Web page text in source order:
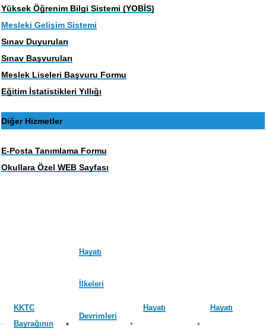
Yüksek Öğrenim Bilgi Sistemi (YOBİS)
Mesleki Gelişim Sistemi
Sınav Duyuruları
Sınav Başvuruları
Meslek Liseleri Başvuru Formu
Eğitim İstatistikleri Yıllığı
Diğer Hizmetler
E-Posta Tanımlama Formu
Okullara Özel WEB Sayfası
KKTC
Bayrağının
Hayatı
İlkeleri
Devrimleri
Hayatı Hayatı